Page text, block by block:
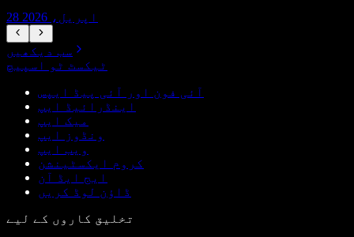
28 اپریل، 2026
سب دیکھیں
ٹیکسٹ ٹو اسپیچ
آئی فون اور آئی پیڈ ایپس
اینڈرائیڈ ایپ
میک ایپ
ونڈوز ایپ
ویب ایپ
کروم ایکسٹینشن
ایج ایڈ آن
ڈاؤن لوڈ کریں
تخلیق کاروں کے لیے